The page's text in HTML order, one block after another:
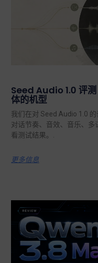
Seed Audio 1.0 评
体的机型
我们在对 Seed Audio 1.0
对话节奏、音效、音乐、
看测试结果。.
更多信息